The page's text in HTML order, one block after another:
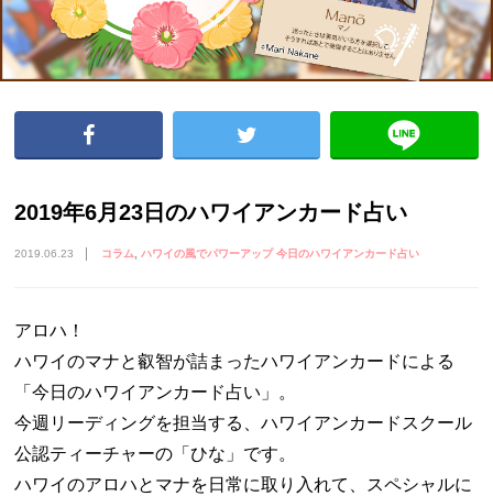
2019年6月23日のハワイアンカード占い
2019.06.23 コラム ハワイの風でパワーアップ 今日のハワイアンカード占い
アロハ！
ハワイのマナと叡智が詰まったハワイアンカードによる
「今日のハワイアンカード占い」。
今週リーディングを担当する、ハワイアンカードスクール
公認ティーチャーの「ひな」です。
ハワイのアロハとマナを日常に取り入れて、スペシャルに